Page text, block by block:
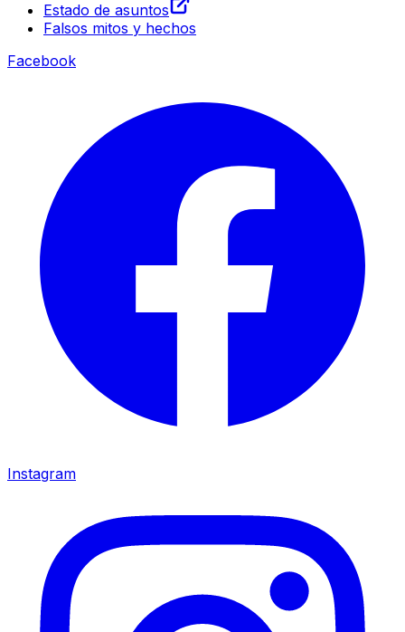
Estado de asuntos
Falsos mitos y hechos
Facebook
Instagram